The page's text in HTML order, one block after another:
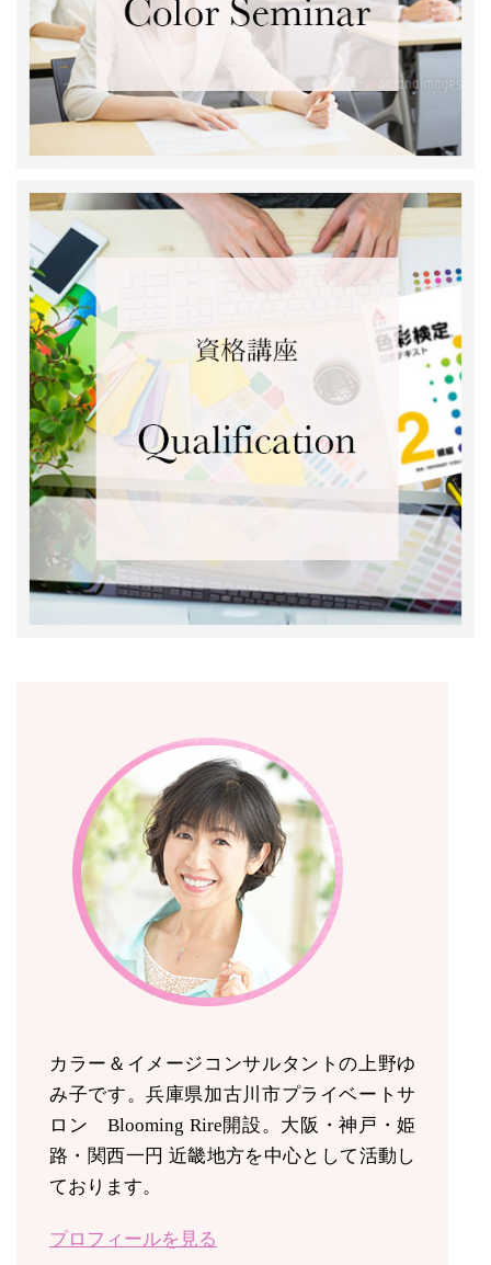
カラー＆イメージコンサルタントの上野ゆ
み子です。兵庫県加古川市プライベートサ
ロン Blooming Rire開設。 大阪・神戸・姫
路・関西一円 近畿地方を中心として活動し
ております。
プロフィールを見る